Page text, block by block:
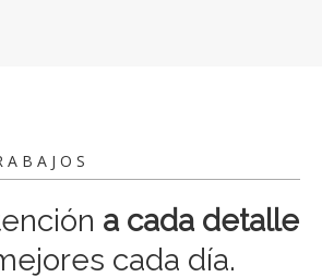
a cada detalle
cada día.